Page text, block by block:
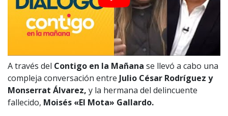
A través del Contigo en la Mañana se llevó a cabo una
compleja conversación entre Julio César Rodríguez y
Monserrat Álvarez, y la hermana del delincuente
fallecido, Moisés «El Mota» Gallardo.